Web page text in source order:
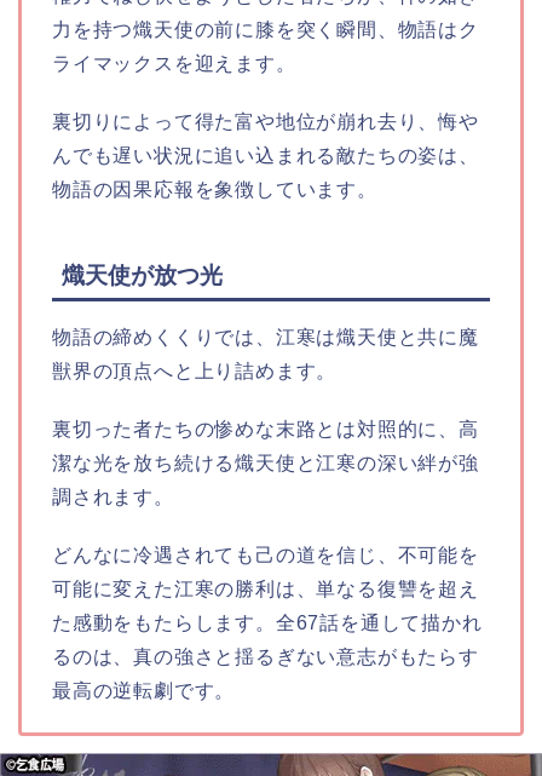
力を持つ熾天使の前に膝を突く瞬間、物語はク
ライマックスを迎えます。
裏切りによって得た富や地位が崩れ去り、悔や
んでも遅い状況に追い込まれる敵たちの姿は、
物語の因果応報を象徴しています。
熾天使が放つ光
物語の締めくくりでは、江寒は熾天使と共に魔
獣界の頂点へと上り詰めます。
裏切った者たちの惨めな末路とは対照的に、高
潔な光を放ち続ける熾天使と江寒の深い絆が強
調されます。
どんなに冷遇されても己の道を信じ、不可能を
可能に変えた江寒の勝利は、単なる復讐を超え
た感動をもたらします。全67話を通して描かれ
るのは、真の強さと揺るぎない意志がもたらす
最高の逆転劇です。